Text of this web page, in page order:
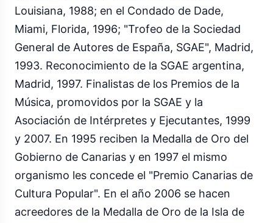
Louisiana, 1988; en el Condado de Dade,
Miami, Florida, 1996; "Trofeo de la Sociedad
General de Autores de España, SGAE", Madrid,
1993. Reconocimiento de la SGAE argentina,
Madrid, 1997. Finalistas de los Premios de la
Música, promovidos por la SGAE y la
Asociación de Intérpretes y Ejecutantes, 1999
y 2007. En 1995 reciben la Medalla de Oro del
Gobierno de Canarias y en 1997 el mismo
organismo les concede el "Premio Canarias de
Cultura Popular". En el año 2006 se hacen
acreedores de la Medalla de Oro de la Isla de